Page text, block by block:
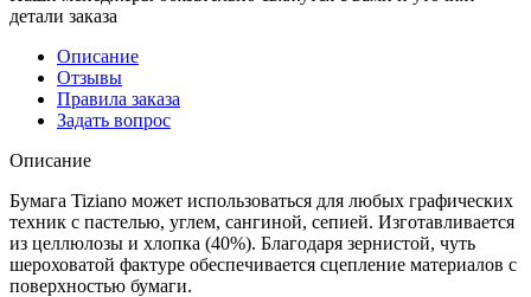
детали заказа
Описание
Отзывы
Правила заказа
Задать вопрос
Описание
Бумага Tiziano может использоваться для любых графических
техник с пастелью, углем, сангиной, сепией. Изготавливается
из целлюлозы и хлопка (40%). Благодаря зернистой, чуть
шероховатой фактуре обеспечивается сцепление материалов с
поверхностью бумаги.